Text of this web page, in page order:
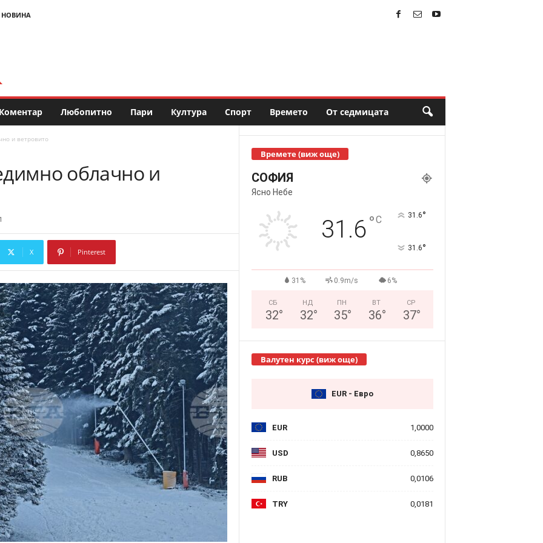
НОВИНА
Коментар Любопитно Пари Култура Спорт Времето От седмицата
и ветровито
облачно и
X Pinterest
Времете (виж още)
СОФИЯ
Ясно Небе
31.6°C 31.6°
31.6°
31% 0.9m/s 6%
СБ
32°
НД
32°
ПН
35°
ВТ
36°
СР
37°
Валутен курс (виж още)
EUR - Евро
EUR 1,0000
USD 0,8650
RUB 0,0106
TRY 0,0181